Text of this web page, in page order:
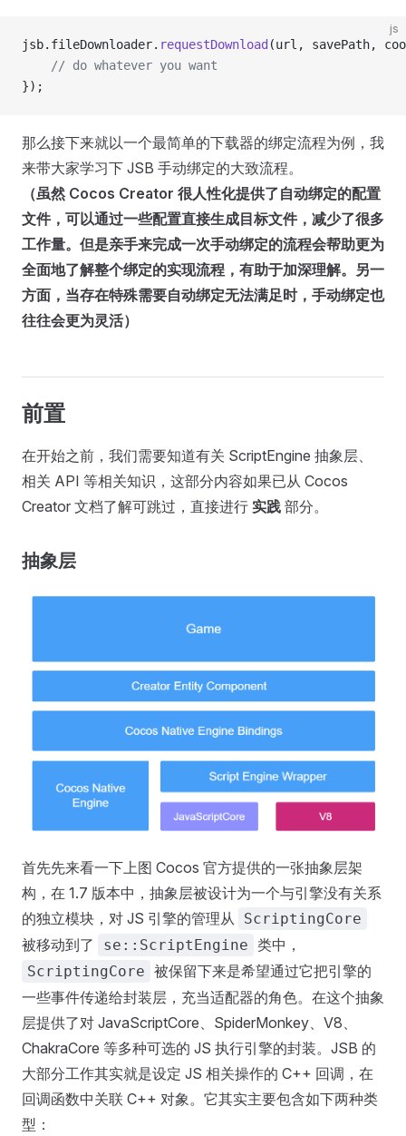
js
jsb.fileDownloader. requestDownload (url, savePath,
    // do whatever you want
});
那么接下来就以一个最简单的下载器的绑定流程为例，我
来带大家学习下 JSB 手动绑定的大致流程。
（虽然 Cocos Creator 很人性化提供了自动绑定的配置
文件，可以通过一些配置直接生成目标文件，减少了很多
工作量。但是亲手来完成一次手动绑定的流程会帮助更为
全面地了解整个绑定的实现流程，有助于加深理解。另一
方面，当存在特殊需要自动绑定无法满足时，手动绑定也
往往会更为灵活）
前置
在开始之前，我们需要知道有关 ScriptEngine 抽象层、
相关 API 等相关知识，这部分内容如果已从 Cocos
Creator 文档了解可跳过，直接进行 实践 部分。
抽象层
首先先来看一下上图 Cocos 官方提供的一张抽象层架
构，在 1.7 版本中，抽象层被设计为一个与引擎没有关系
的独立模块，对 JS 引擎的管理从
ScriptingCore
被移动到了 se::ScriptEngine 类中，
ScriptingCore 被保留下来是希望通过它把引擎的
一些事件传递给封装层，充当适配器的角色。在这个抽象
层提供了对 JavaScriptCore、SpiderMonkey、V8、
ChakraCore 等多种可选的 JS 执行引擎的封装。JSB 的
大部分工作其实就是设定 JS 相关操作的 C++ 回调，在
回调函数中关联 C++ 对象。它其实主要包含如下两种类
型：